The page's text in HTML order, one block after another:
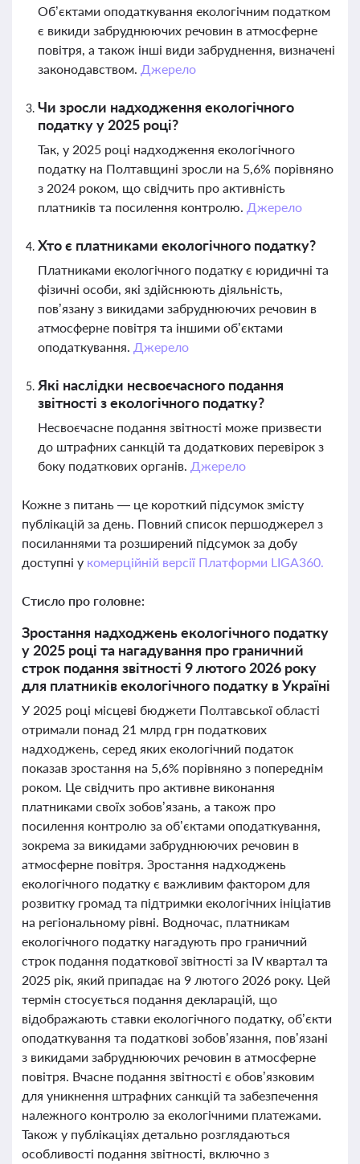
Об’єктами оподаткування екологічним податком
є викиди забруднюючих речовин в атмосферне
повітря, а також інші види забруднення, визначені
законодавством. Джерело
Чи зросли надходження екологічного
податку у 2025 році?
Так, у 2025 році надходження екологічного
податку на Полтавщині зросли на 5,6% порівняно
з 2024 роком, що свідчить про активність
платників та посилення контролю. Джерело
Хто є платниками екологічного податку?
Платниками екологічного податку є юридичні та
фізичні особи, які здійснюють діяльність,
пов’язану з викидами забруднюючих речовин в
атмосферне повітря та іншими об’єктами
оподаткування. Джерело
Які наслідки несвоєчасного подання
звітності з екологічного податку?
Несвоєчасне подання звітності може призвести
до штрафних санкцій та додаткових перевірок з
боку податкових органів. Джерело
Кожне з питань — це короткий підсумок змісту
публікацій за день. Повний список першоджерел з
посиланнями та розширений підсумок за добу
доступні у комерційній версії Платформи LIGA360.
Стисло про головне:
Зростання надходжень екологічного податку
у 2025 році та нагадування про граничний
строк подання звітності 9 лютого 2026 року
для платників екологічного податку в Україні
У 2025 році місцеві бюджети Полтавської області
отримали понад 21 млрд грн податкових
надходжень, серед яких екологічний податок
показав зростання на 5,6% порівняно з попереднім
роком. Це свідчить про активне виконання
платниками своїх зобов’язань, а також про
посилення контролю за об’єктами оподаткування,
зокрема за викидами забруднюючих речовин в
атмосферне повітря. Зростання надходжень
екологічного податку є важливим фактором для
розвитку громад та підтримки екологічних ініціатив
на регіональному рівні. Водночас, платникам
екологічного податку нагадують про граничний
строк подання податкової звітності за IV квартал та
2025 рік, який припадає на 9 лютого 2026 року. Цей
термін стосується подання декларацій, що
відображають ставки екологічного податку, об’єкти
оподаткування та податкові зобов’язання, пов’язані
з викидами забруднюючих речовин в атмосферне
повітря. Вчасне подання звітності є обов’язковим
для уникнення штрафних санкцій та забезпечення
належного контролю за екологічними платежами.
Також у публікаціях детально розглядаються
особливості подання звітності, включно з